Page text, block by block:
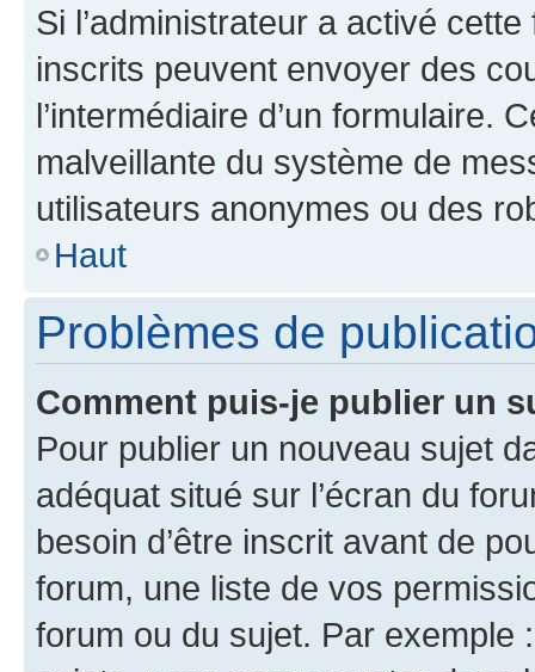
Si l’administrateur a activé
inscrits peuvent envoyer des
l’intermédiaire d’un formulaire.
malveillante du système de
utilisateurs anonymes ou des
Haut
Problèmes de
Comment puis-je publier un
Pour publier un nouveau sujet
adéquat situé sur l’écran du
besoin d’être inscrit avant de
forum, une liste de vos
forum ou du sujet. Par exemple